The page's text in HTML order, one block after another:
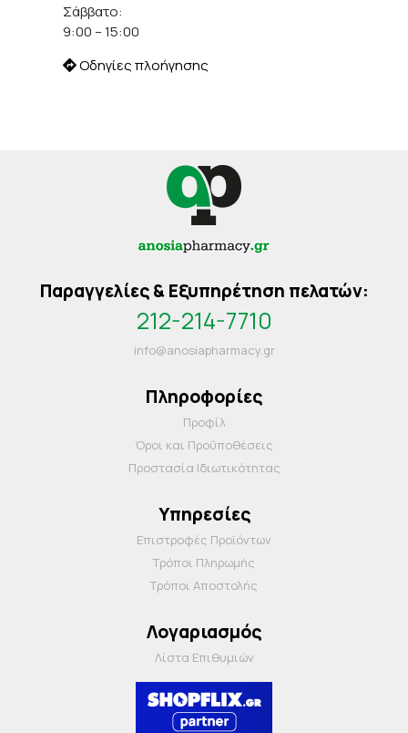
Σάββατο:
9:00 – 15:00
Οδηγίες πλοήγησης
Παραγγελίες & Εξυπηρέτηση πελατών:
212-214-7710
info@anosiapharmacy.gr
Πληροφορίες
Προφίλ
Όροι και Προΰποθέσεις
Προστασία Ιδιωτικότητας
Υπηρεσίες
Επιστροφές Προϊόντων
Τρόποι Πληρωμής
Τρόποι Αποστολής
Λογαριασμός
Λίστα Επιθυμιών